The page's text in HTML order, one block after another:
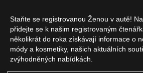
Staňte se registrovanou Ženou v autě!
přidejte se k našim registrovaným
několikrát do roka získávají informace o
módy a kosmetiky, našich aktuálních
zvýhodněných nabídkách.